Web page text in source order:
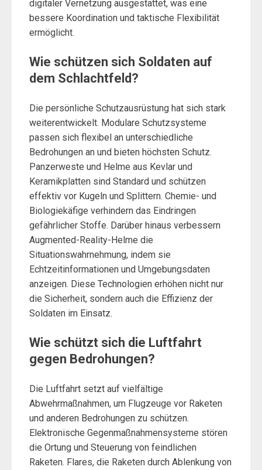
digitaler Vernetzung ausgestattet, was eine
bessere Koordination und taktische Flexibilität
ermöglicht.
Wie schützen sich Soldaten auf
dem Schlachtfeld?
Die persönliche Schutzausrüstung hat sich stark
weiterentwickelt. Modulare Schutzsysteme
passen sich flexibel an unterschiedliche
Bedrohungen an und bieten höchsten Schutz.
Panzerweste und Helme aus Kevlar und
Keramikplatten sind Standard und schützen
effektiv vor Kugeln und Splittern. Chemie- und
Biologiekäfige verhindern das Eindringen
gefährlicher Stoffe. Darüber hinaus verbessern
Augmented-Reality-Helme die
Situationswahrnehmung, indem sie
Echtzeitinformationen und Umgebungsdaten
anzeigen. Diese Technologien erhöhen nicht nur
die Sicherheit, sondern auch die Effizienz der
Soldaten im Einsatz.
Wie schützt sich die Luftfahrt
gegen Bedrohungen?
Die Luftfahrt setzt auf vielfältige
Abwehrmaßnahmen, um Flugzeuge vor Raketen
und anderen Bedrohungen zu schützen.
Elektronische Gegenmaßnahmensysteme stören
die Ortung und Steuerung von feindlichen
Raketen. Flares, die Raketen durch Ablenkung von